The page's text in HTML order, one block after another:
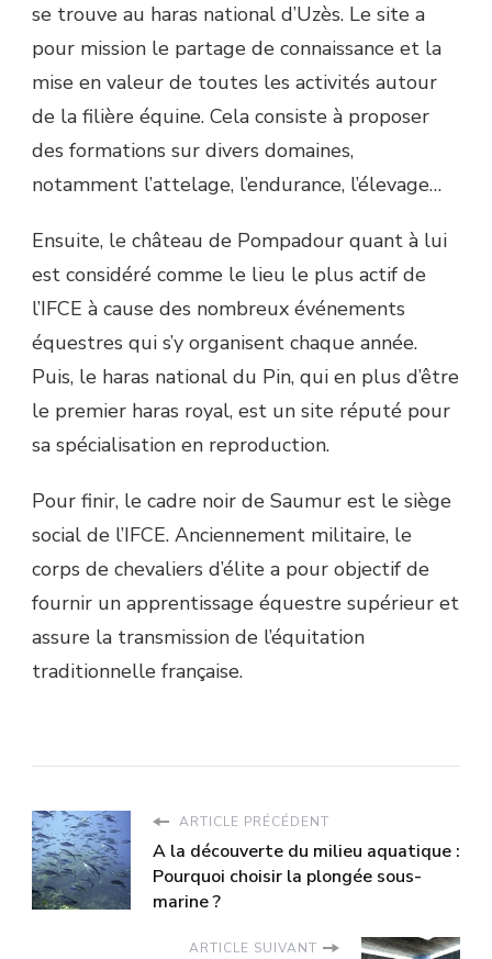
se trouve au haras national d’Uzès. Le site a
pour mission le partage de connaissance et la
mise en valeur de toutes les activités autour
de la filière équine. Cela consiste à proposer
des formations sur divers domaines,
notamment l’attelage, l’endurance, l’élevage…
Ensuite, le château de Pompadour quant à lui
est considéré comme le lieu le plus actif de
l’IFCE à cause des nombreux événements
équestres qui s’y organisent chaque année.
Puis, le haras national du Pin, qui en plus d’être
le premier haras royal, est un site réputé pour
sa spécialisation en reproduction.
Pour finir, le cadre noir de Saumur est le siège
social de l’IFCE. Anciennement militaire, le
corps de chevaliers d’élite a pour objectif de
fournir un apprentissage équestre supérieur et
assure la transmission de l’équitation
traditionnelle française.
ARTICLE PRÉCÉDENT
A la découverte du milieu aquatique :
Pourquoi choisir la plongée sous-
marine ?
ARTICLE SUIVANT